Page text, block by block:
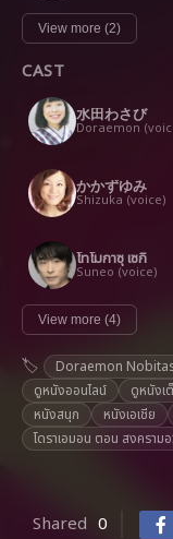
View more (2)
CAST
水田わさび
Doraemon
かかずゆみ
Shizuka (voice)
โทโมกาซุ เซกิ
Suneo (voice)
View more (4)
Doraemon
ดูหนังออนไลน์
ดูหนังเ
หนังสนุก
หนังเอเชีย
โดราเอมอน ตอน สงคราม
Shared 0